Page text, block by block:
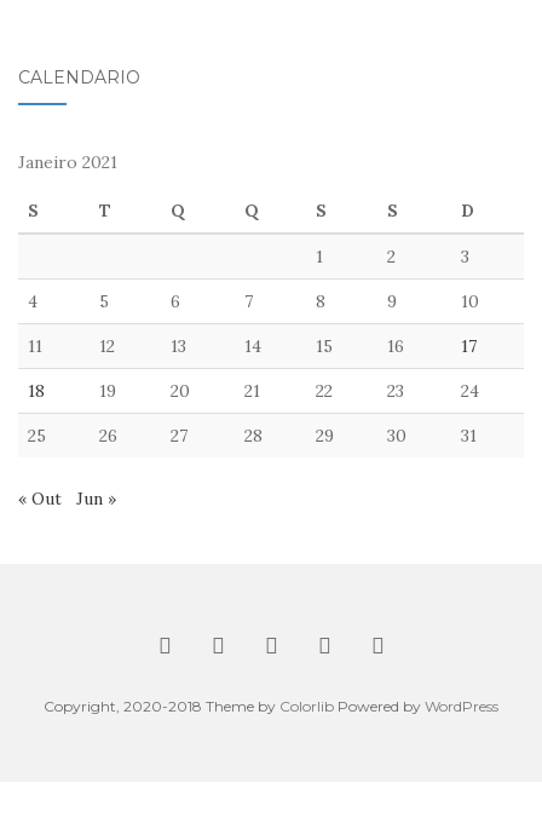
CALENDÁRIO
Janeiro 2021
S T Q Q S S D
1 2 3
4 5 6 7 8 9 10
11 12 13 14 15 16 17
18 19 20 21 22 23 24
25 26 27 28 29 30 31
« Out Jun »
Copyright, 2020-2018 Theme by Colorlib Powered by WordPress